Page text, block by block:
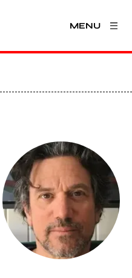
MENU
Agrandir